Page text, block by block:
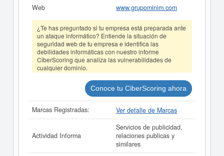
resultados disponibles.
La última actualización del informe de empresa se ha
realizado el 15/07/2026.
Web
www.grupominim.com
¿Te has preguntado si tu empresa está preparada ante
un ataque informático? Entiende la situación de
seguridad web de tu empresa e identifica las
debilidades informáticas con nuestro informe
CiberScoring que analiza las vulnerabilidades de
cualquier dominio.
Conoce tu CiberScoring ahora
Marcas Registradas: Ver detalle de Marcas
Actividad Informa
Servicios de publicidad,
relaciones publicas y
similares